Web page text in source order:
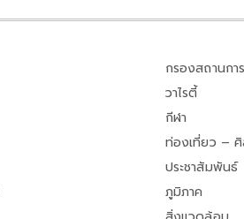
กรองสถานก
วาไรตี้
กีฬา
ท่องเที่ยว –
ประชาสัมพันธ์
ภูมิภาค